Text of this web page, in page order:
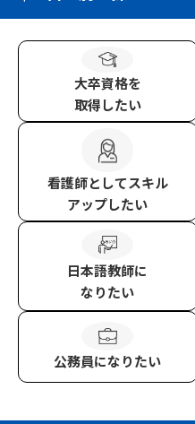
大卒資格を
取得したい
看護師としてスキル
アップしたい
日本語教師に
なりたい
公務員になりたい